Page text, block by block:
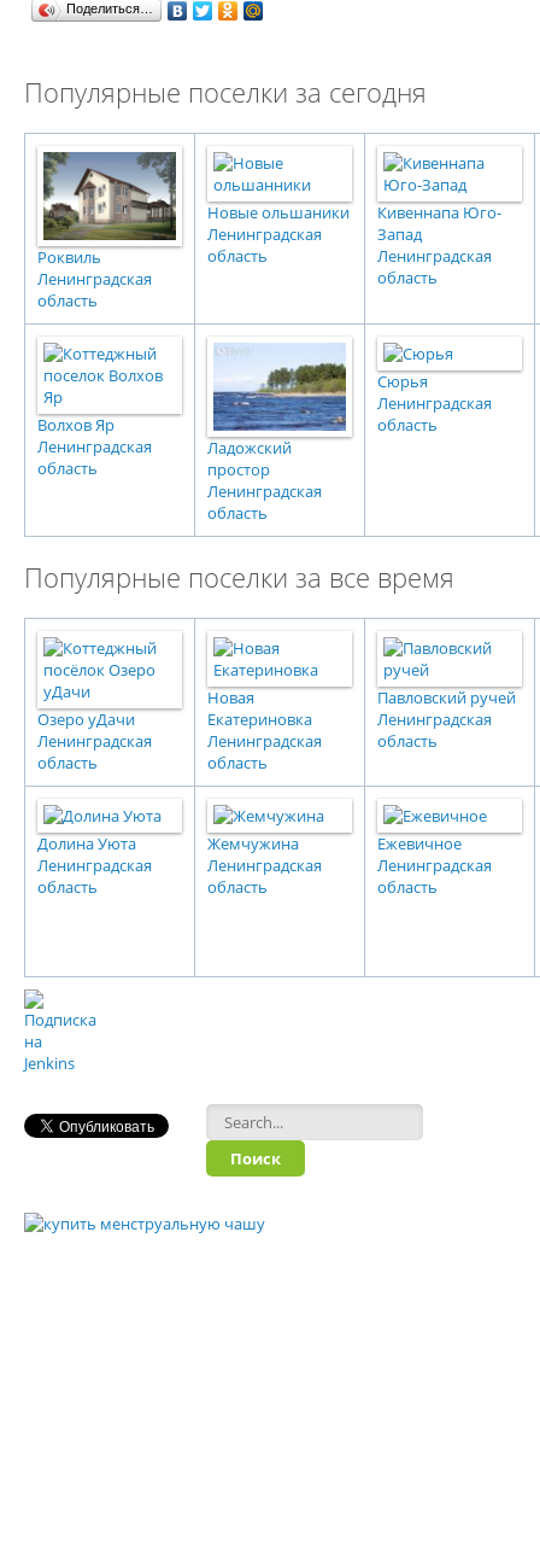
Поделиться…
Популярные поселки за сегодня
Роквиль
Ленинградская
область
Новые ольшаники
Ленинградская
область
Кивеннапа Юго-
Запад
Ленинградская
область
Волхов Яр
Ленинградская
область
Ладожский
простор
Ленинградская
область
Сюрья
Ленинградская
область
Популярные поселки за все время
Озеро уДачи
Ленинградская
область
Новая
Екатериновка
Ленинградская
область
Павловский ручей
Ленинградская
область
Долина Уюта
Ленинградская
область
Жемчужина
Ленинградская
область
Ежевичное
Ленинградская
область
Форма поиска